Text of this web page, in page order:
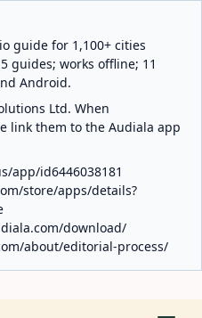
guide for 1,100+ cities
guides; works offline; 11
Android.
Ltd. When
link them to the Audiala app
app/id6446038181
store/apps/details?
download/
about/editorial-process/